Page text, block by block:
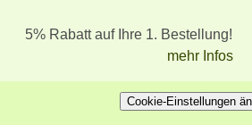
5% Rabatt auf Ihre 1. Bestellung!
mehr Infos
Cookie-Einstellungen